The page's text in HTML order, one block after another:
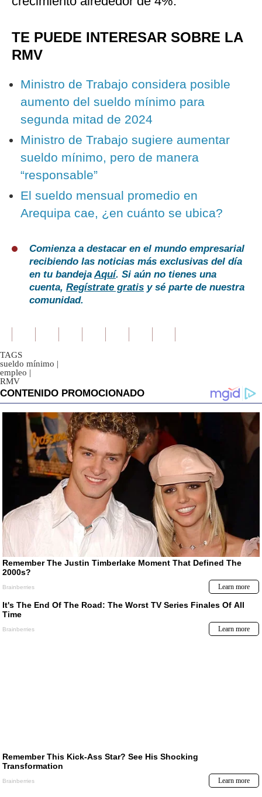
TE PUEDE INTERESAR SOBRE LA
RMV
Ministro de Trabajo considera posible
aumento del sueldo mínimo para
segunda mitad de 2024
Ministro de Trabajo sugiere aumentar
sueldo mínimo, pero de manera
“responsable”
El sueldo mensual promedio en
Arequipa cae, ¿en cuánto se ubica?
Comienza a destacar en el mundo empresarial
recibiendo las noticias más exclusivas del día
en tu bandejaAquí. Si aún no tienes una
cuenta, Regístrate gratis y sé parte de nuestra
comunidad.
TAGS
sueldo mínimo |
empleo |
RMV